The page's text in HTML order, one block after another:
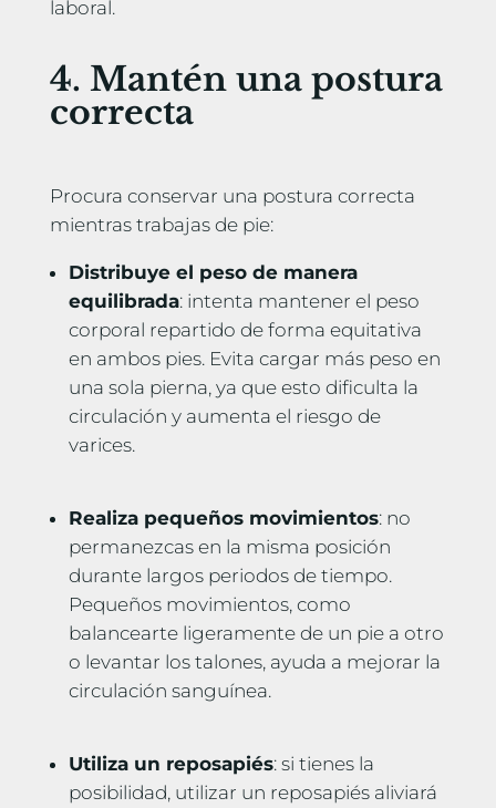
laboral.
4. Mantén una postura
correcta
Procura conservar una postura correcta
mientras trabajas de pie:
Distribuye el peso de manera
equilibrada: intenta mantener el peso
corporal repartido de forma equitativa
en ambos pies. Evita cargar más peso en
una sola pierna, ya que esto dificulta la
circulación y aumenta el riesgo de
varices.
Realiza pequeños movimientos: no
permanezcas en la misma posición
durante largos periodos de tiempo.
Pequeños movimientos, como
balancearte ligeramente de un pie a otro
o levantar los talones, ayuda a mejorar la
circulación sanguínea.
Utiliza un reposapiés: si tienes la
posibilidad, utilizar un reposapiés aliviará